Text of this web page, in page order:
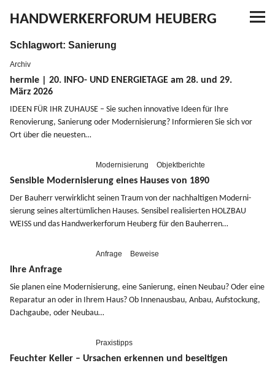
HANDWERKERFORUM HEUBERG
Referenzen
Ausbildung
Aktuelles
YouTube
Schlagwort:Sanierung
Archiv
hermle | 20. INFO- UND ENERGIETAGE am 28. und 29.
März 2026
IDEEN FÜR IHR ZUHAUSE – Sie suchen innovative Ideen für Ihre
Renovierung, Sanierung oder Moder­ni­sierung? Infor­mieren Sie sich vor
Ort über die neuesten…
Modernisierung Objektberichte
Sensible Modernisierung eines Hauses von 1890
Der Bauherr verwirk­licht seinen Traum von der nachhal­tigen Moder­ni­
sierung seines alter­tüm­lichen Hauses. Sensibel reali­sierten HOLZBAU
WEISS und das Handwer­ker­forum Heuberg für den Bauherren…
Anfrage Beweise
Ihre Anfrage
Sie planen eine Moder­ni­sierung, eine Sanierung, einen Neubau? Oder eine
Reparatur an oder in Ihrem Haus? Ob Innen­ausbau, Anbau, Aufsto­ckung,
Dachgaube, oder Neubau…
Praxistipps
Feuchter Keller – Ursachen erkennen und beseitigen